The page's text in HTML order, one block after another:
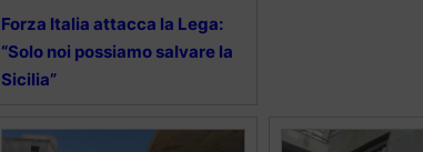
Forza Italia attacca la Lega:
“Solo noi possiamo salvare la
Sicilia”